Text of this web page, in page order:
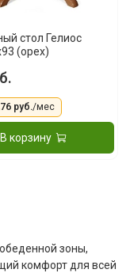
стол Гелиос
(орех)
руб./мес
В корзину
зоны,
комфорт для всей